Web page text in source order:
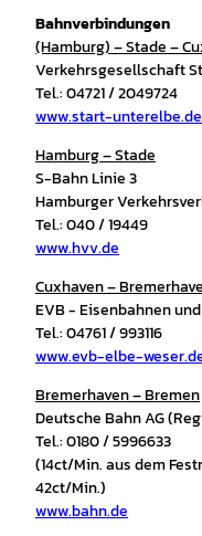
Bahnverbindungen
(Hamburg) – Stade –
Verkehrsgesellschaft
Tel.: 04721 / 2049724
www.start-unterelbe.de
Hamburg – Stade
S-Bahn Linie 3
Hamburger
Tel.: 040 / 19449
www.hvv.de
Cuxhaven –
EVB - Eisenbahnen
Tel.: 04761 / 993116
www.evb-elbe-
Bremerhaven – Bremen
Deutsche Bahn AG
Tel.: 0180 / 5996633
(14ct/Min. aus dem
42ct/Min.)
www.bahn.de